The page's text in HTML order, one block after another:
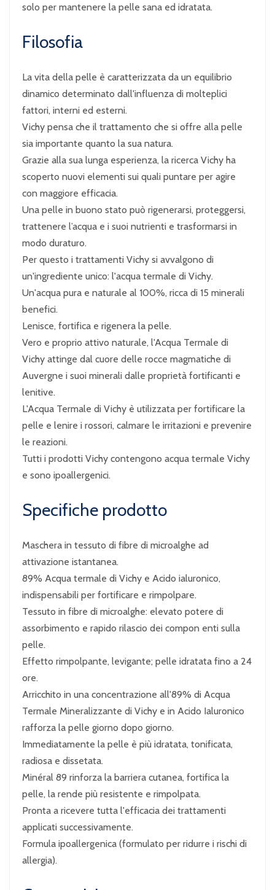
solo per mantenere la pelle sana ed idratata.
Filosofia
La vita della pelle è caratterizzata da un equilibrio
dinamico determinato dall'influenza di molteplici
fattori, interni ed esterni.
Vichy pensa che il trattamento che si offre alla pelle
sia importante quanto la sua natura.
Grazie alla sua lunga esperienza, la ricerca Vichy ha
scoperto nuovi elementi sui quali puntare per agire
con maggiore efficacia.
Una pelle in buono stato può rigenerarsi, proteggersi,
trattenere l’acqua e i suoi nutrienti e trasformarsi in
modo duraturo.
Per questo i trattamenti Vichy si avvalgono di
un'ingrediente unico: l'acqua termale di Vichy.
Un'acqua pura e naturale al 100%, ricca di 15 minerali
benefici.
Lenisce, fortifica e rigenera la pelle.
Vero e proprio attivo naturale, l'Acqua Termale di
Vichy attinge dal cuore delle rocce magmatiche di
Auvergne i suoi minerali dalle proprietà fortificanti e
lenitive.
L'Acqua Termale di Vichy è utilizzata per fortificare la
pelle e lenire i rossori, calmare le irritazioni e prevenire
le reazioni.
Tutti i prodotti Vichy contengono acqua termale Vichy
e sono ipoallergenici.
Specifiche prodotto
Maschera in tessuto di fibre di microalghe ad
attivazione istantanea.
89% Acqua termale di Vichy e Acido ialuronico,
indispensabili per fortificare e rimpolpare.
Tessuto in fibre di microalghe: elevato potere di
assorbimento e rapido rilascio dei compon enti sulla
pelle.
Effetto rimpolpante, levigante; pelle idratata fino a 24
ore.
Arricchito in una concentrazione all'89% di Acqua
Termale Mineralizzante di Vichy e in Acido Ialuronico
rafforza la pelle giorno dopo giorno.
Immediatamente la pelle è più idratata, tonificata,
radiosa e dissetata.
Minéral 89 rinforza la barriera cutanea, fortifica la
pelle, la rende più resistente e rimpolpata.
Pronta a ricevere tutta l'efficacia dei trattamenti
applicati successivamente.
Formula ipoallergenica (formulato per ridurre i rischi di
allergia).